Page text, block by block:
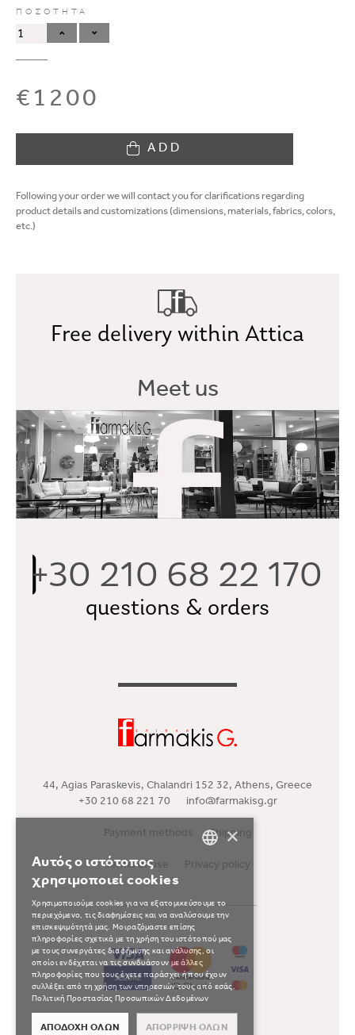
ΠΟΣΟΤΗΤΑ
€1200
ADD
Following your order we will contact you for clarifications regarding
product details and customizations (dimensions, materials, fabrics, colors,
etc.)
Free delivery within Attica
Meet us
+30 210 68 22 170
questions & orders
Payment methods Shipping
44, Agias Paraskevis, Chalandri 152 32, Athens, Greece
+30 210 68 221 70 info@farmakisg.gr
Terms of use Privacy policy
GREEK
×
Αυτός ο ιστότοπος
χρησιμοποιεί cookies
Χρησιμοποιούμε cookies για να εξατομικεύσουμε το
περιεχόμενο, τις διαφημίσεις και να αναλύσουμε την
επισκεψιμότητά μας. Μοιραζόμαστε επίσης
πληροφορίες σχετικά με τη χρήση του ιστότοπού μας
με τους συνεργάτες διαφήμισης και ανάλυσης, οι
οποίοι ενδέχεται να τις συνδυάσουν με άλλες
πληροφορίες που τους έχετε παράσχει ή που έχουν
συλλέξει από τη χρήση των υπηρεσιών τους από εσάς.
Πολιτική Προστασίας Προσωπικών Δεδομένων
ΑΠΟΔΟΧΉ ΌΛΩΝ ΑΠΌΡΡΙΨΗ ΌΛΩΝ